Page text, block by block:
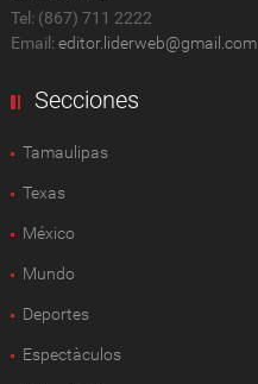
Tel: (867) 711 2222
Email: editor.liderweb@gmail.com
Secciones
Tamaulipas
Texas
México
Mundo
Deportes
Espectàculos